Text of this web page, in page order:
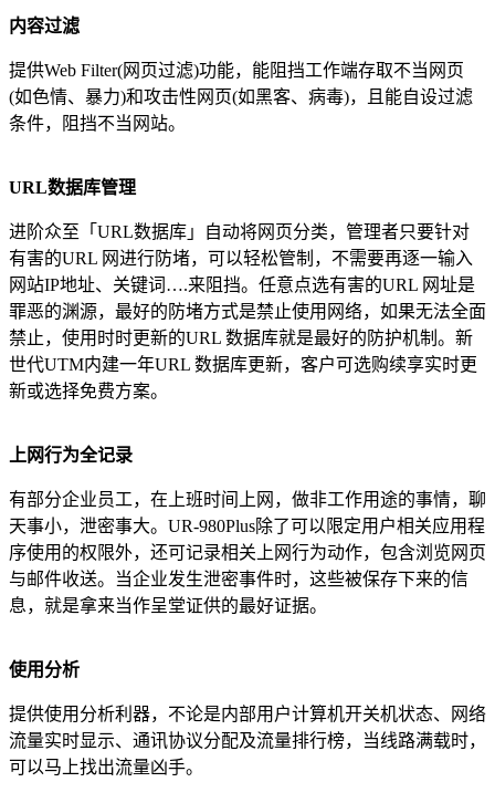
内容过滤
提供Web Filter(网页过滤)功能，能阻挡工作端存取不当网页
(如色情、暴力)和攻击性网页(如黑客、病毒)，且能自设过滤
条件，阻挡不当网站。
URL数据库管理
进阶众至「URL数据库」自动将网页分类，管理者只要针对
有害的URL 网进行防堵，可以轻松管制，不需要再逐一输入
网站IP地址、关键词….来阻挡。任意点选有害的URL 网址是
罪恶的渊源，最好的防堵方式是禁止使用网络，如果无法全面
禁止，使用时时更新的URL 数据库就是最好的防护机制。新
世代UTM内建一年URL 数据库更新，客户可选购续享实时更
新或选择免费方案。
上网行为全记录
有部分企业员工，在上班时间上网，做非工作用途的事情，聊
天事小，泄密事大。UR-980Plus除了可以限定用户相关应用程
序使用的权限外，还可记录相关上网行为动作，包含浏览网页
与邮件收送。当企业发生泄密事件时，这些被保存下来的信
息，就是拿来当作呈堂证供的最好证据。
使用分析
提供使用分析利器，不论是内部用户计算机开关机状态、网络
流量实时显示、通讯协议分配及流量排行榜，当线路满载时，
可以马上找出流量凶手。